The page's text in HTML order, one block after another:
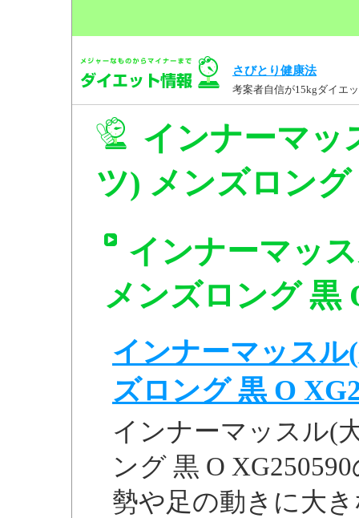
さびとり健康法
考案者自信が15kgダイエ
インナーマッ
ツ) メンズロング
インナーマッ
メンズロング 黒
インナーマッス
ズロング 黒 O
インナーマッスル(
ング 黒 O
勢や足の動きに大